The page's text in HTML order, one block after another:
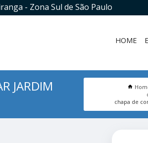
- Zona Sul de São Paulo
HOME
JARDIM
chapa de